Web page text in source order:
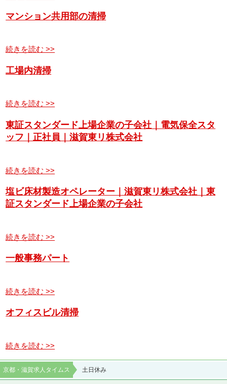
マンション共用部の清掃
続きを読む >>
工場内清掃
続きを読む >>
東証スタンダード上場企業の子会社｜電気保全スタ
ッフ｜正社員｜滋賀東リ株式会社
続きを読む >>
塩ビ床材製造オペレーター｜滋賀東リ株式会社｜東
証スタンダード上場企業の子会社
続きを読む >>
一般事務パート
続きを読む >>
オフィスビル清掃
続きを読む >>
京都・滋賀求人タイムス 土日休み